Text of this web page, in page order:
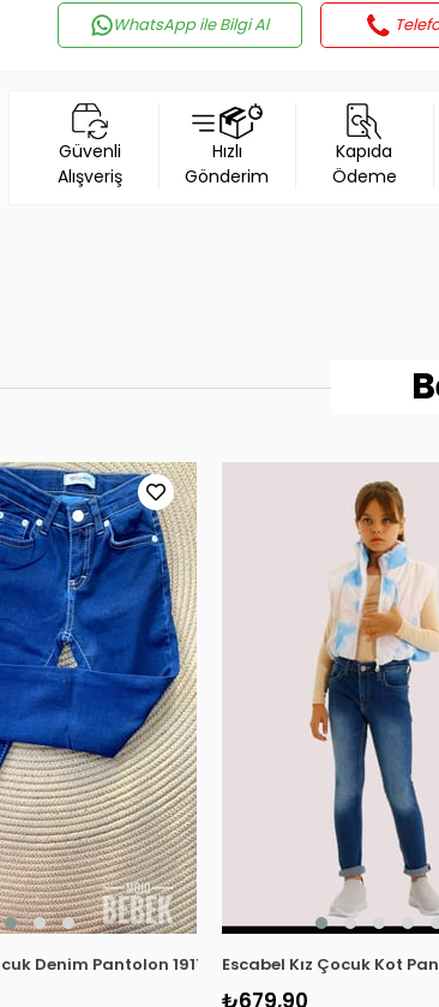
WhatsApp ile Bilgi Al
Güvenli
Alışveriş
Hızlı
Gönderim
Kapıda
Ödeme
Denim Pantolon 1917 LacivertEscabel Kız Çocuk Kot
₺679,90